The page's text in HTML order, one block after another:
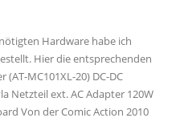
Hardware habe ich
Hier die entsprechenden
MC101XL-20) DC-DC
Netzteil ext. AC Adapter 120W
Von der Comic Action 2010